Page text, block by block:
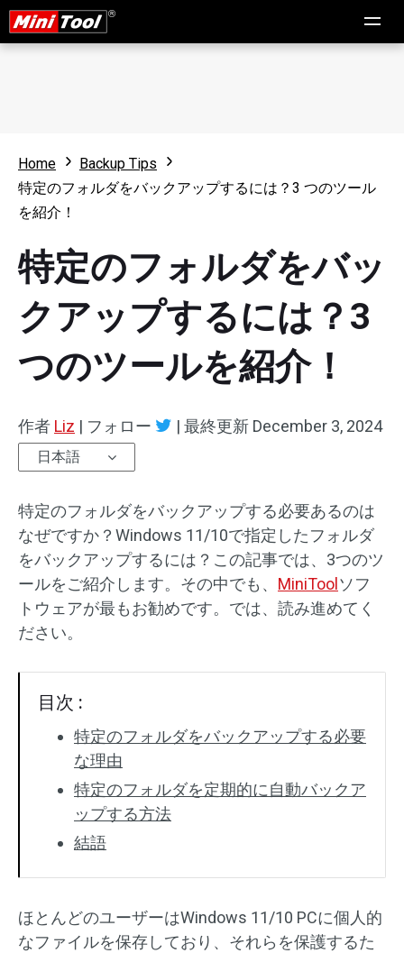
Home
Backup Tips
特定のフォルダをバックアップするには？3 つのツール
を紹介！
特定のフォルダをバッ
クアップするには？3
つのツールを紹介！
作者 Liz | フォロー | 最終更新 December 3, 2024
日本語
特定のフォルダをバックアップする必要あるのは
なぜですか？Windows 11/10で指定したフォルダ
をバックアップするには？この記事では、3つのツ
ールをご紹介します。その中でも、 MiniTool ソフ
トウェアが最もお勧めです。では、読み進めてく
ださい。
目次 :
特定のフォルダをバックアップする必要
な理由
特定のフォルダを定期的に自動バックア
ップする方法
結語
ほとんどのユーザーはWindows 11/10 PCに個人的
なファイルを保存しており、それらを保護するた